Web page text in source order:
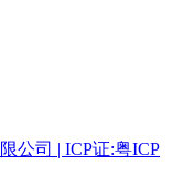
公司 | ICP证:粤ICP